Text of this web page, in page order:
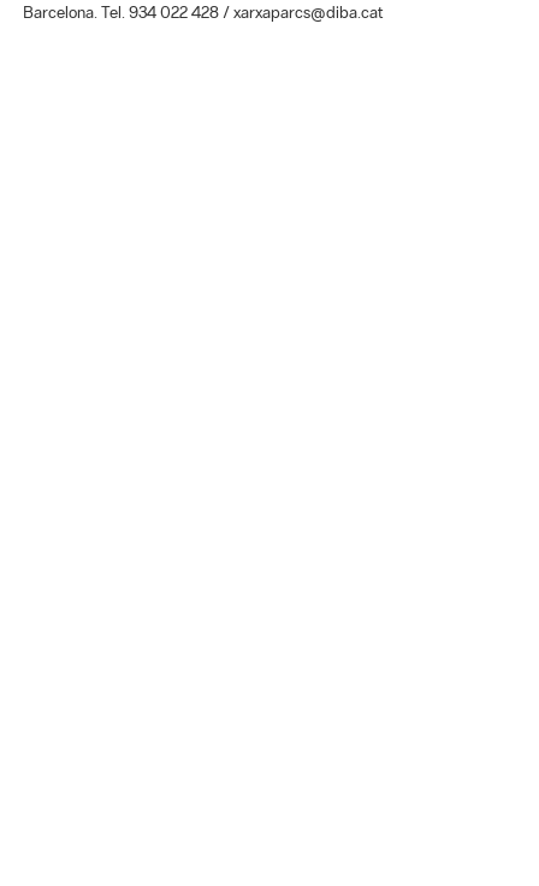
Barcelona. Tel. 934 022 428 / xarxaparcs@diba.cat